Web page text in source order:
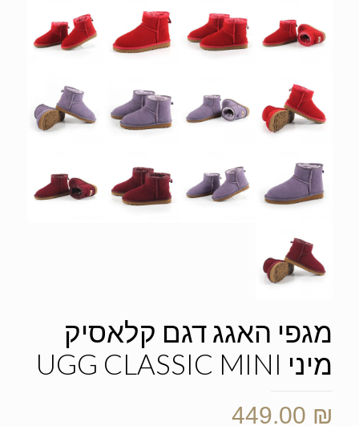
מגפי האגג דגם קלאסיק
מיני UGG CLASSIC MINI
449.00 ₪